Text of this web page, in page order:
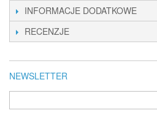
INFORMACJE DODATKOWE
RECENZJE
NEWSLETTER